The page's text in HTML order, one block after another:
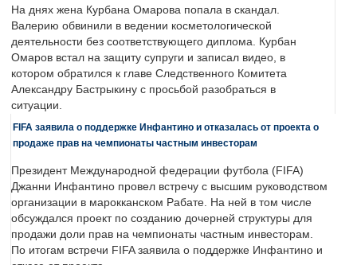
На днях жена Курбана Омарова попала в скандал.
Валерию обвинили в ведении косметологической
деятельности без соответствующего диплома. Курбан
Омаров встал на защиту супруги и записал видео, в
котором обратился к главе Следственного Комитета
Александру Бастрыкину с просьбой разобраться в
ситуации.
FIFA заявила о поддержке Инфантино и отказалась от проекта о
продаже прав на чемпионаты частным инвесторам
Президент Международной федерации футбола (FIFA)
Джанни Инфантино провел встречу с высшим руководством
организации в марокканском Рабате. На ней в том числе
обсуждался проект по созданию дочерней структуры для
продажи доли прав на чемпионаты частным инвесторам.
По итогам встречи FIFA заявила о поддержке Инфантино и